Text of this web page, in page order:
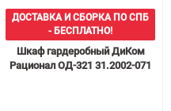
ДОСТАВКА И СБОРКА ПО СПБ
- БЕСПЛАТНО!
Шкаф гардеробный ДиКом
Рационал ОД-321 31.2002-071